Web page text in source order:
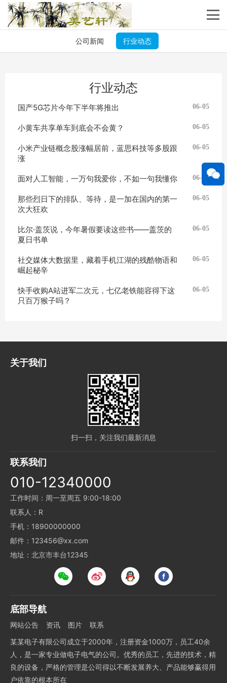
公司新闻 行业动态
行业动态
国产5G芯片今年下半年将推出 06-05
小黄车共享单车到底会不会黄？ 06-05
小米产业链概念股涨幅居前，蓝思科技等多股跟
涨
06-05
面对人工智能，一万句我爱你，不如一句我懂你 06-05
那些烈日下的排队、等待，是一加在国内的第一
次大狂欢
06-05
比尔·盖茨说，今年暑假要读这些书——盖茨的
夏日书单
06-05
社交媒体大数据里，藏着手机江湖的残酷物语和
崛起秘辛
06-05
快手收购A站进军二次元，七亿老铁能容得下这
只百万猴子吗？
06-05
关于我们
扫一扫，关注我们最新消息
联系我们
010-12340000
工作时间：周一至周五 9:00-18:00
联系人：R
手机：18900000000
邮件：123456@xx.com
地址：北京市丰台12345
底部导航
网站公告 资讯 图片
联系
某某电子有限公司成立于2000年，注册资金1000万，员工40余
人，是一家专业做电子电气的公司。优秀的员工，先进的技术，精
良的设备，严格的管理是公司得以不断发展养大、产品能够赢得用
户依靠的根本所在